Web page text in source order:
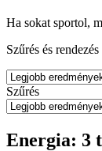
Ha sokat sportol,
Szűrés és rendezés
Szűrés
Energia: 3